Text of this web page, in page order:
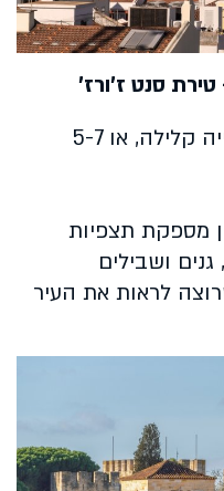
טירת סנט ז'ורז'
מרחק מהנמל: 25 דקות בעלייה קלילה, או 5-7
מספקת תצפיות
ושבילים
לראות את העיר